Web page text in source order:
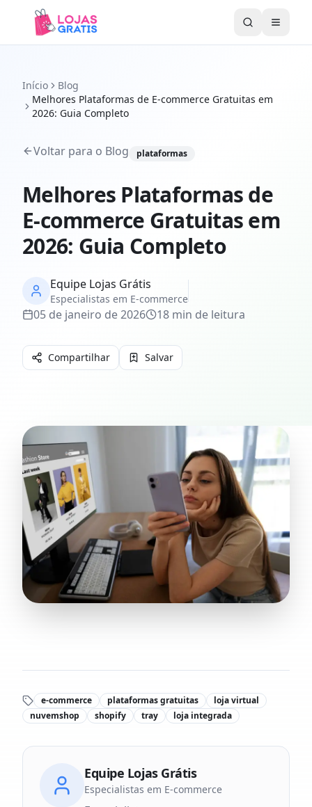
Abrir
Início
Blog
Melhores Plataformas de E-commerce Gratuitas em
2026: Guia Completo
Voltar para o Blog plataformas
Melhores Plataformas de
E-commerce Gratuitas em
2026: Guia Completo
Equipe Lojas Grátis
Especialistas em E-commerce
05 de janeiro de 2026 18 min de leitura
Compartilhar Salvar
e-commerce plataformas gratuitas
loja virtual
nuvemshop
shopify tray loja integrada
Equipe Lojas Grátis
Especialistas em E-commerce